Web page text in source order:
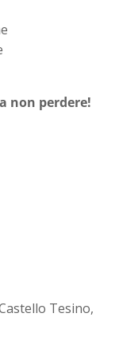
non perdere!
Tesino,